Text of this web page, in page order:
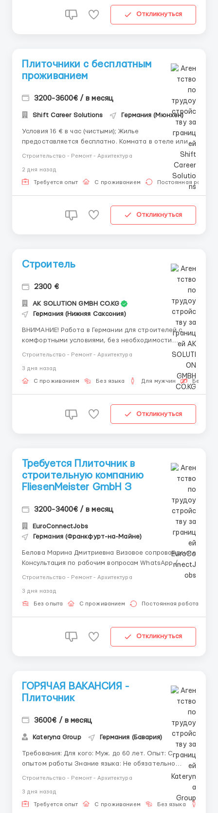
Откликнуться
Плиточники с бесплатным
проживанием
3200-3600€ / в месяц
Shift Career Solutions Германия (Мюнхен)
Условия 16 € в час (чистыми); Жилье
предоставляется бесплатно. Комната в отеле или
выравнивание поверхностей (штукатурка, стяжк...
Строительство - Ремонт - Архитектура
2 дня назад
Требуется опыт С проживанием Постоянная работа
Откликнуться
Строитель
2300 €
AK SOLUTION GMBH CO.KG
Германия (Нижняя Саксония)
ВНИМАНИЕ! Работа в Германии для строителей с
комфортными условиями, без необходимости
контейнеров, открывает вакансии: - Электрики 💡 -
Монтажники ⚒ - Плиточники 🪜 - Сантехники 🚰 -
Строительство - Ремонт - Архитектура
3 дня назад
С проживанием Без языка Для мужчин
Откликнуться
Требуется Плиточник в
строительную компанию
FliesenMeister GmbH З
3200-3400€ / в месяц
EuroConnectJobs
Германия (Франкфурт-на-Майне)
Белова Марина Дмитриевна Визовое сопровождение
Консультация по рабочим вопросам WhatsApp /
материалов. • Обеспечение качества выполненных
работ. Условия: &bull...
Строительство - Ремонт - Архитектура
3 дня назад
Без опыта С проживанием Постоянная работа
Откликнуться
ГОРЯЧАЯ ВАКАНСИЯ -
Плиточник
3600€ / в месяц
Kateryna Group Германия (Бавария)
Требования: Для кого: Муж. до 60 лет. Опыт: С
опытом работы Знание языка: Не обязательно
работы: Обязанности: - Подготовка основания
перед укладкой плитки. - Выполнение разметки ...
Строительство - Ремонт - Архитектура
3 дня назад
Требуется опыт С проживанием Без языка